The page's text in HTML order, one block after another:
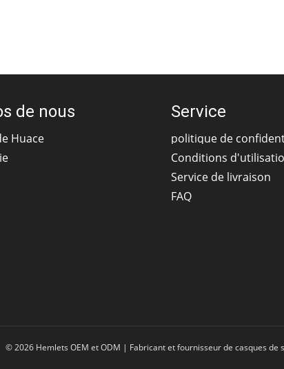
de nous
Huace
Service
politique de
Conditions
Service de livraison
FAQ
© 2026 Hemlets OEM et ODM | Fabricant et fournisseur de casques